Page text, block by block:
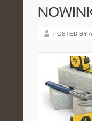
POSTED BY